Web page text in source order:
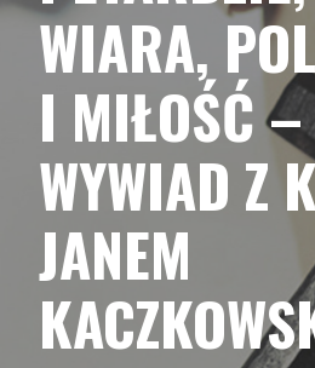
WIARA,
I MIŁOŚĆ –
WYWIAD Z
JANEM